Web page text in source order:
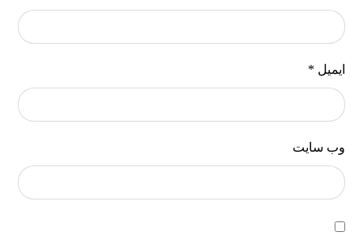
ایمیل *
وب‌ سایت